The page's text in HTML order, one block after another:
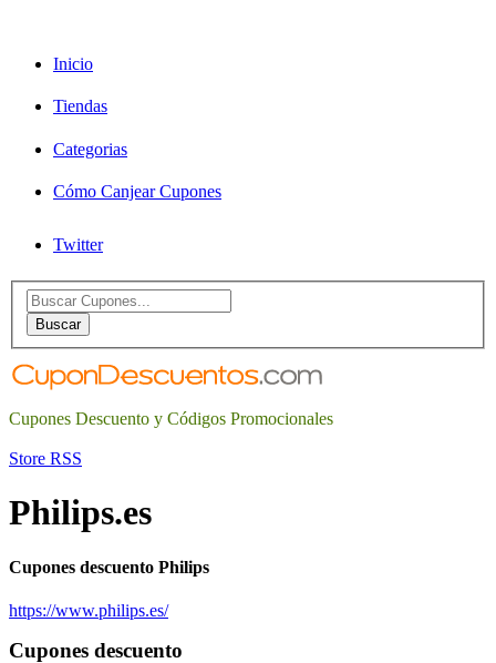
Inicio
Tiendas
Categorias
Cómo Canjear Cupones
Twitter
Search
for:Buscar
Cupones Descuento y Códigos Promocionales
Store RSS
Philips.es
Cupones descuento Philips
https://www.philips.es/
Cupones descuento